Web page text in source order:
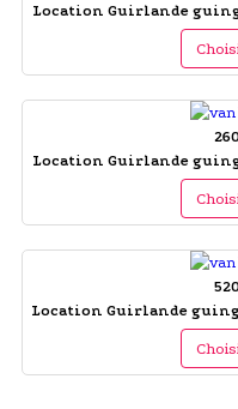
Location Guirlande
Location Guirlande
Location Guirlande